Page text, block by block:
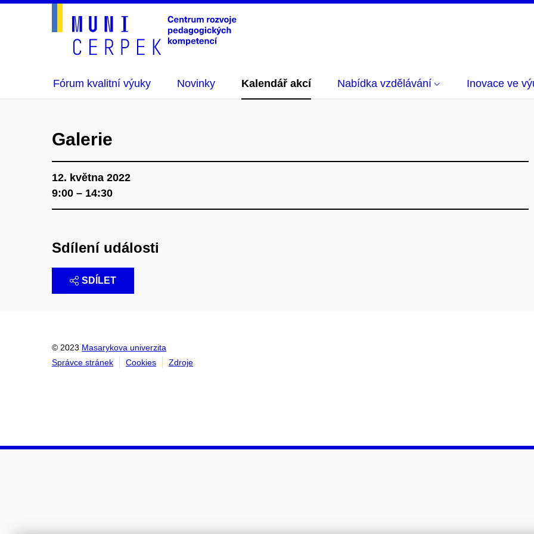
Fórum kvalitní výuky Novinky Kalendář akcí Nabídka vzdělávání Inovace ve
Galerie
12. května 2022
9:00 – 14:30
Sdílení události
SDÍLET
© 2023 Masarykova univerzita
Správce stránek
Cookies Zdroje